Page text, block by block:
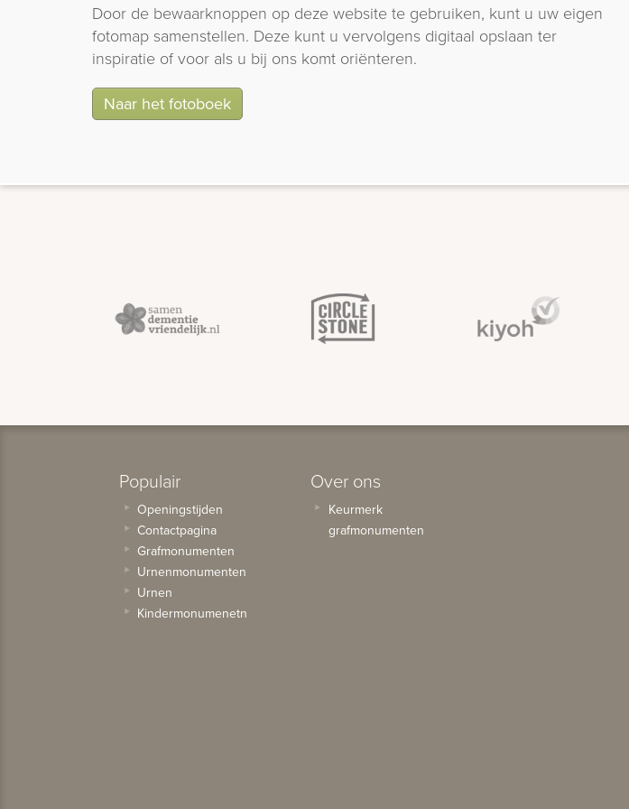
Door de bewaarknoppen op deze website te gebruiken, kunt u uw eigen
fotomap samenstellen. Deze kunt u vervolgens digitaal opslaan ter
inspiratie of voor als u bij ons komt oriënteren.
Naar het fotoboek
Populair
Openingstijden
Contactpagina
Grafmonumenten
Urnenmonumenten
Urnen
Kindermonumenetn
Over ons
Keurmerk
grafmonumenten